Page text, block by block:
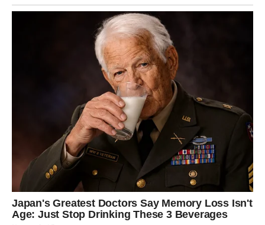
Slobodni:lep susret koji budi nadu.
ljubav dolazi kada ste u ravnoteži sa sobom.
Škorpije doživljavaju intenzivan ljubavni dan. Istina izlazi
na videlo – bez obzira da li je laka ili teška.
ili dublja povezanost ili jasan presek.
jaka privlačnost sa karmičkim prizvukom.
Poruka srca:istina je najčistiji oblik ljubavi.
STRELAC
Strelčevi danas traže slobodu u ljubavi, ali i iskrenost. Ne